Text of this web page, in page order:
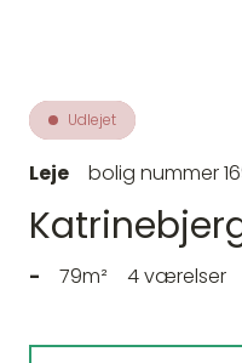
Udlejet
Leje bolig nummer
- 79m² 4 værelser